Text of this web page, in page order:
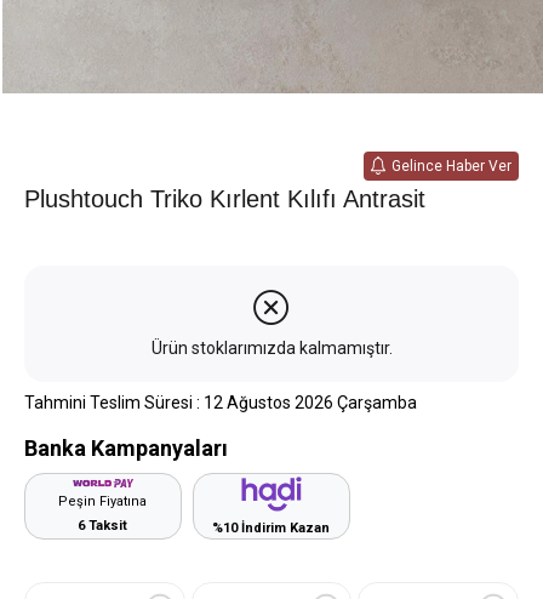
Gelince Haber Ver
Plushtouch Triko Kırlent Kılıfı Antrasit
Ürün stoklarımızda kalmamıştır.
Tahmini Teslim Süresi : 12 Ağustos 2026 Çarşamba
Banka Kampanyaları
Peşin Fiyatına
6 Taksit
%10 İndirim Kazan